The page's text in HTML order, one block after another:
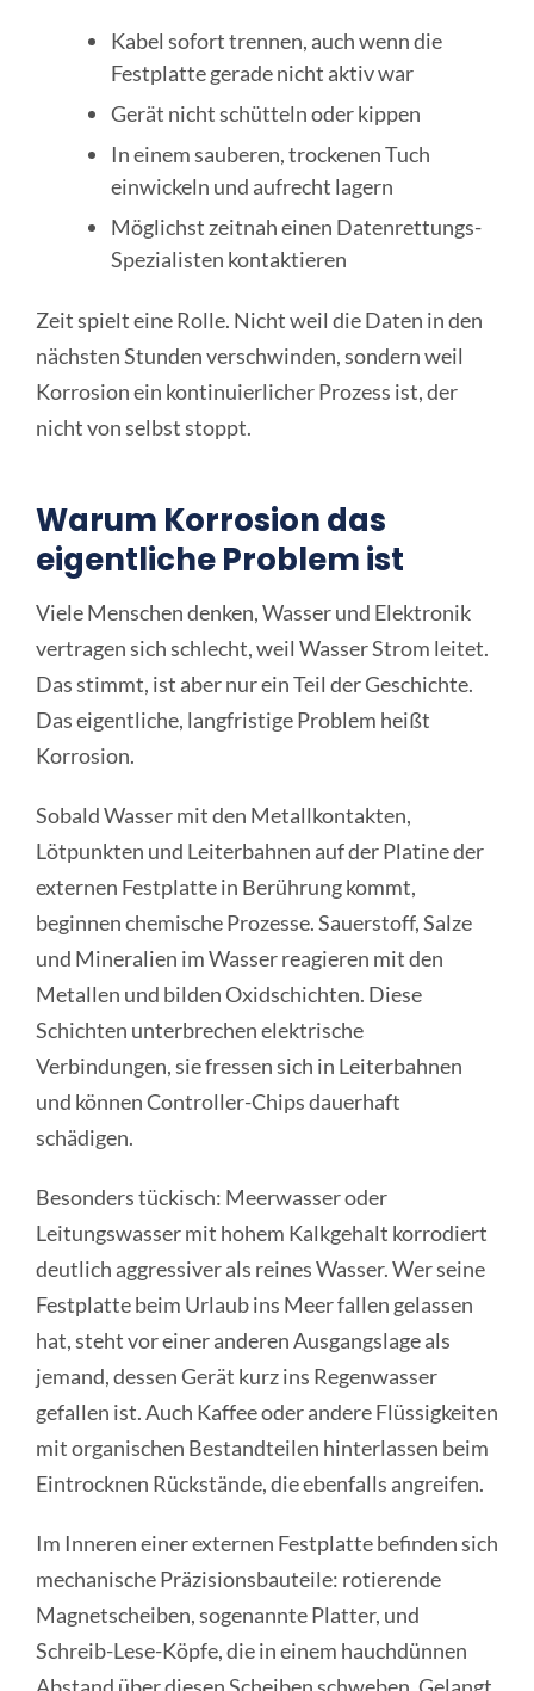
Kabel sofort trennen, auch wenn die
Festplatte gerade nicht aktiv war
Gerät nicht schütteln oder kippen
In einem sauberen, trockenen Tuch
einwickeln und aufrecht lagern
Möglichst zeitnah einen Datenrettungs-
Spezialisten kontaktieren
Zeit spielt eine Rolle. Nicht weil die Daten in den
nächsten Stunden verschwinden, sondern weil
Korrosion ein kontinuierlicher Prozess ist, der
nicht von selbst stoppt.
Warum Korrosion das
eigentliche Problem ist
Viele Menschen denken, Wasser und Elektronik
vertragen sich schlecht, weil Wasser Strom leitet.
Das stimmt, ist aber nur ein Teil der Geschichte.
Das eigentliche, langfristige Problem heißt
Korrosion.
Sobald Wasser mit den Metallkontakten,
Lötpunkten und Leiterbahnen auf der Platine der
externen Festplatte in Berührung kommt,
beginnen chemische Prozesse. Sauerstoff, Salze
und Mineralien im Wasser reagieren mit den
Metallen und bilden Oxidschichten. Diese
Schichten unterbrechen elektrische
Verbindungen, sie fressen sich in Leiterbahnen
und können Controller-Chips dauerhaft
schädigen.
Besonders tückisch: Meerwasser oder
Leitungswasser mit hohem Kalkgehalt korrodiert
deutlich aggressiver als reines Wasser. Wer seine
Festplatte beim Urlaub ins Meer fallen gelassen
hat, steht vor einer anderen Ausgangslage als
jemand, dessen Gerät kurz ins Regenwasser
gefallen ist. Auch Kaffee oder andere Flüssigkeiten
mit organischen Bestandteilen hinterlassen beim
Eintrocknen Rückstände, die ebenfalls angreifen.
Im Inneren einer externen Festplatte befinden sich
mechanische Präzisionsbauteile: rotierende
Magnetscheiben, sogenannte Platter, und
Schreib-Lese-Köpfe, die in einem hauchdünnen